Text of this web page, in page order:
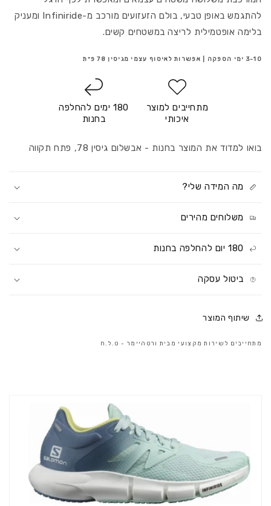
להתגמש באופן טבעי, בולם הזעזועים מורכב מ-Infiniride ומעניק
בלימה אופטמילית לריצה במשטחים קשים.
3-10 ימי הספקה | אפשרות לאיסוף עצמי מגיסין 78 פ״ת
מתחייבים למוצר
איכותי
180 ימים להחלפה
בחנות
בואו למדוד את המוצר בחנות - אבשלום גיסין 78, פתח תקווה
מה המידה שלי?
משלוחים מהירים
180 יום להחלפה בחנות
ביטול עסקה
שיתוף המוצר
מתחייבים לשירות מקצועי מבית ורטהיימר - ט.ל.ח